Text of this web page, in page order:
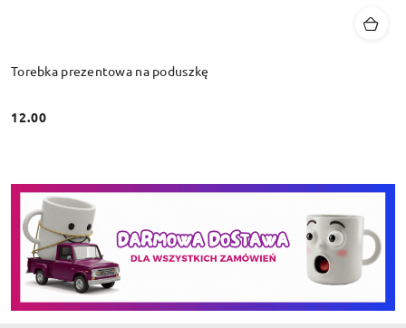
Torebka prezentowa na poduszkę
Cena:
12.00